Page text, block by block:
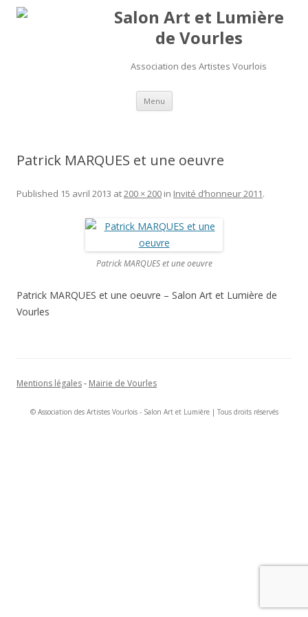
Salon Art et Lumière
de Vourles
Association des Artistes Vourlois
Menu Aller au contenu
Patrick MARQUES et une oeuvre
Published 15 avril 2013 at200 × 200 in Invité d’honneur 2011.
Patrick MARQUES et une oeuvre
Patrick MARQUES et une oeuvre – Salon Art et Lumière de
Vourles
Mentions légales- Mairie de Vourles
© Association des Artistes Vourlois - Salon Art et Lumière | Tous droits réservés